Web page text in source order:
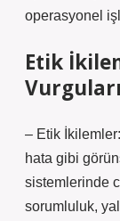
operasyonel
Etik
Vurguları
– Etik İkilemler:
hata gibi
sistemlerinde
sorumluluk,